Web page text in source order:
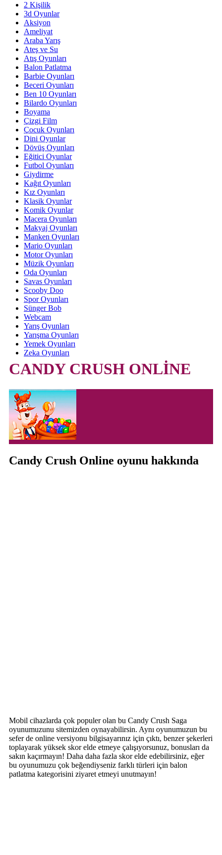
2 Kişilik
3d Oyunlar
Aksiyon
Ameliyat
Araba Yarış
Ateş ve Su
Atış Oyunları
Balon Patlatma
Barbie Oyunları
Beceri Oyunları
Ben 10 Oyunları
Bilardo Oyunları
Boyama
Çizgi Film
Çocuk Oyunları
Dini Oyunlar
Dövüş Oyunları
Eğitici Oyunlar
Futbol Oyunları
Giydirme
Kağıt Oyunları
Kız Oyunları
Klasik Oyunlar
Komik Oyunlar
Macera Oyunları
Makyaj Oyunları
Manken Oyunları
Mario Oyunları
Motor Oyunları
Müzik Oyunları
Oda Oyunları
Savas Oyunları
Scooby Doo
Spor Oyunları
Sünger Bob
Webcam
Yarış Oyunları
Yarışma Oyunları
Yemek Oyunları
Zeka Oyunları
CANDY CRUSH ONLİNE
Candy Crush Online oyunu hakkında
Mobil cihazlarda çok populer olan bu Candy Crush Saga
oyunumuzunu sitemizden oynayabilirsin. Aynı oyunumuzun bu
sefer de online versiyonu bilgisayarınız için çıktı, benzer şekerleri
toplayarak yüksek skor elde etmeye çalışıyorsunuz, bonusları da
sakın kaçırmayın! Daha daha fazla skor elde edebilirsiniz, eğer
bu oyunumuzu çok beğendiyseniz farklı türleri için balon
patlatma kategorisini ziyaret etmeyi unutmayın!